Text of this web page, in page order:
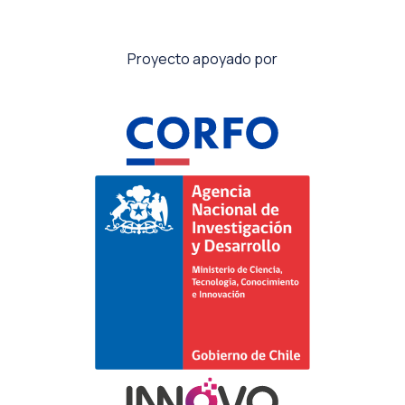
Proyecto apoyado por